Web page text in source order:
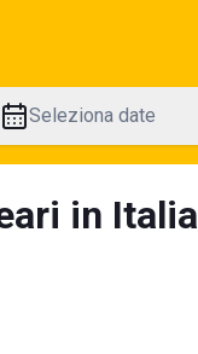
Seleziona date
in Italia